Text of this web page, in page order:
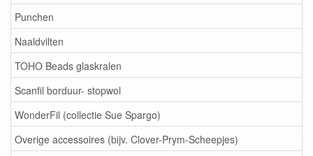
Punchen
Naaldvilten
TOHO Beads glaskralen
Scanfil borduur- stopwol
WonderFil (collectie Sue Spargo)
Overige accessoires (bijv. Clover-Prym-Scheepjes)